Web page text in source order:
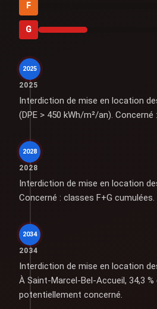
F
G
2025
2025
Interdiction de mise en location
(DPE > 450 kWh/m²/an). Concerné
2028
2028
Interdiction de mise en location
Concerné : classes F+G cumulées.
2034
2034
Interdiction de mise en location
À Saint-Marcel-Bel-Accueil, 34,3 %
potentiellement concerné.